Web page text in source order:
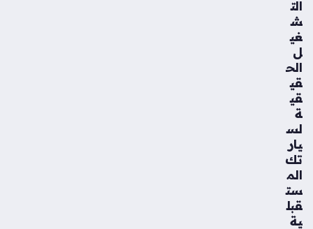
الت
ش
غي
ل
الح
قي
قي
ة
لس
يار
تك
الم
ست
قبل
ية